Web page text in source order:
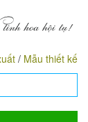
/ Mẫu thiết kế